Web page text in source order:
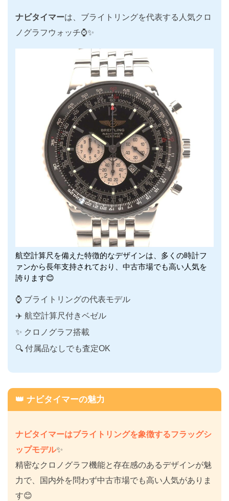
ナビタイマーは、ブライトリングを代表する人気クロ
ノグラフウォッチ⌚✨
航空計算尺を備えた特徴的なデザインは、多くの時計フ
ァンから長年支持されており、中古市場でも高い人気を
誇ります😊
⌚ ブライトリングの代表モデル
✈️ 航空計算尺付きベゼル
✨ クロノグラフ搭載
🔍 付属品なしでも査定OK
👑 ナビタイマーの魅力
ナビタイマーはブライトリングを象徴するフラッグシ
ップモデル✨
精密なクロノグラフ機能と存在感のあるデザインが魅
力で、国内外を問わず中古市場でも高い人気がありま
す😊